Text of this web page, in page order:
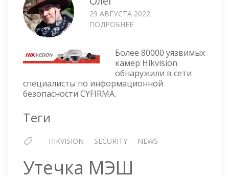
29 АВГУСТА 2022
ПОДРОБНЕЕ
80000
УЯЗВИМЫХ
КАМЕР
Более 80000 уязвимых
камер Hikvision
обнаружили в сети
специалисты по информационной
безопасности CYFIRMA.
Теги
HIKVISION SECURITY NEWS
Утечка МЭШ